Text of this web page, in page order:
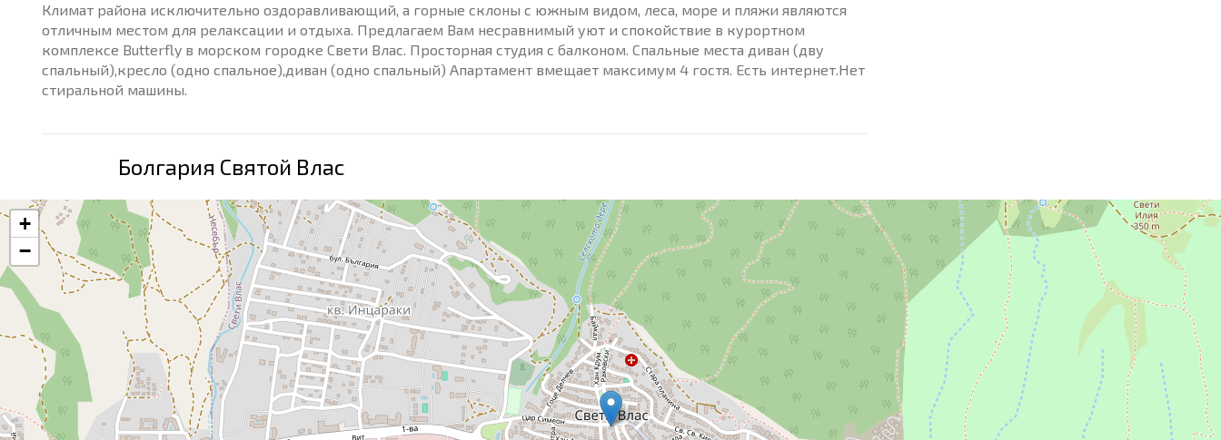
Климат района исключительно оздоравливающий, а горные склоны с южным видом, леса, море и пляжи являются
отличным местом для релаксации и отдыха. Предлагаем Вам несравнимый уют и спокойствие в курортном
комплексе Butterfly в морском городке Свети Влас. Просторная студия с балконом. Спальные места диван (дву
спальный),кресло (одно спальное),диван (одно спальный) Апартамент вмещает максимум 4 гостя. Есть интернет.Нет
стиральной машины.
Болгария Святой Влас
+
−